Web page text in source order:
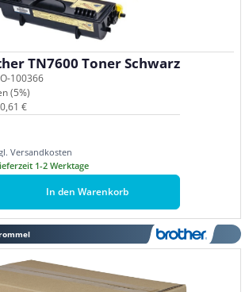
TN7600 Toner Schwarz
100366
(5%)
€
Versandkosten
1-2 Werktage
In den Warenkorb